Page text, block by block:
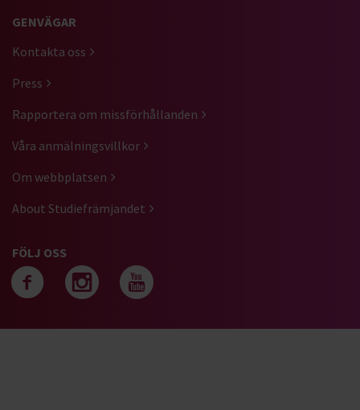
GENVÄGAR
Kontakta oss
Press
Rapportera om missförhållanden
Våra anmälningsvillkor
Om webbplatsen
About Studiefrämjandet
FÖLJ OSS
Följ oss på facebook
Följ oss på
Följ oss på